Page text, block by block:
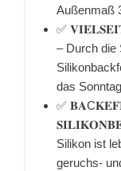
Außenmaß
✅
– Durch die
das
✅
Silikon ist
geruchs-